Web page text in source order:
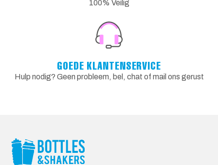
100% Veilig
GOEDE KLANTENSERVICE
Hulp nodig? Geen probleem, bel, chat of mail ons gerust